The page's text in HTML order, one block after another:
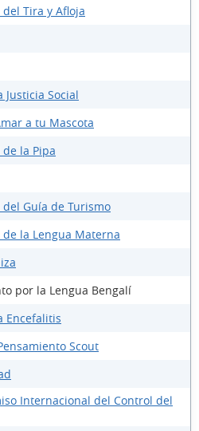
Tira y Afloja
Social
a tu Mascota
la Pipa
Guía de Turismo
la Lengua Materna
por la Lengua Bengalí
Encefalitis
Scout
Internacional del Control del